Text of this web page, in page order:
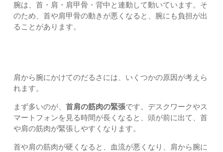
腕は、首・肩・肩甲骨・背中と連動して動いています。そ
のため、首や肩甲骨の動きが悪くなると、腕にも負担が出
ることがあります。
肩から腕にかけてのだるさには、いくつかの原因が考えら
れます。
まず多いのが、 首肩の筋肉の緊張です。デスクワークやス
マートフォンを見る時間が長くなると、頭が前に出て、首
や肩の筋肉が緊張しやすくなります。
首や肩の筋肉が硬くなると、血流が悪くなり、肩から腕に